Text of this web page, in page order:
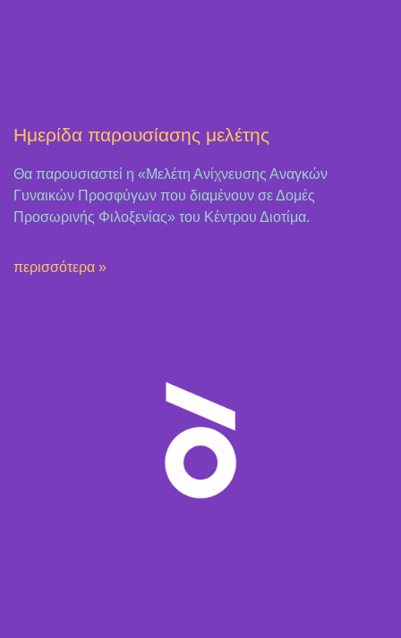
Ημερίδα παρουσίασης μελέτης
Θα παρουσιαστεί η «Μελέτη Ανίχνευσης Αναγκών
Γυναικών Προσφύγων που διαμένουν σε Δομές
Προσωρινής Φιλοξενίας» του Κέντρου Διοτίμα.
περισσότερα »